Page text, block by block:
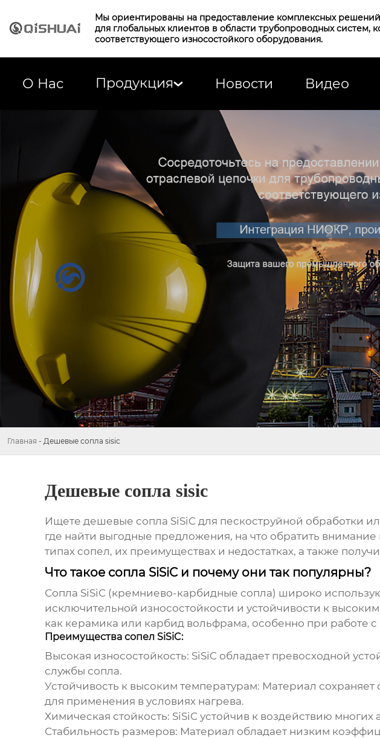
Мы ориентированы на предоставление комплексных
для глобальных клиентов в области трубопроводных систем,
соответствующего износостойкого оборудования.
О Нас Продукция Новости Видео
Главная - Дешевые сопла sisic
Дешевые сопла sisic
Ищете дешевые сопла SiSiCдля пескоструйной обработки
где найти выгодные предложения, на что обратить
типах сопел, их преимуществах и недостатках, а также
Что такое сопла SiSiC и почему они так популярны?
Сопла SiSiC(кремниево-карбидные сопла) широко
исключительной износостойкости и устойчивости к
как керамика или карбид вольфрама, особенно при работе
Преимущества сопел SiSiC:
Высокая износостойкость: SiSiC обладает превосходной
службы сопла.
Устойчивость к высоким температурам: Материал сохраняет
для применения в условиях нагрева.
Химическая стойкость: SiSiC устойчив к воздействию
Стабильность размеров: Материал обладает низким